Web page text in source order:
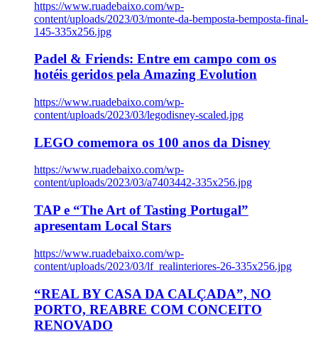
https://www.ruadebaixo.com/wp-
content/uploads/2023/03/monte-da-bemposta-bemposta-final-
145-335x256.jpg
Padel & Friends: Entre em campo com os
hotéis geridos pela Amazing Evolution
https://www.ruadebaixo.com/wp-
content/uploads/2023/03/legodisney-scaled.jpg
LEGO comemora os 100 anos da Disney
https://www.ruadebaixo.com/wp-
content/uploads/2023/03/a7403442-335x256.jpg
TAP e “The Art of Tasting Portugal”
apresentam Local Stars
https://www.ruadebaixo.com/wp-
content/uploads/2023/03/lf_realinteriores-26-335x256.jpg
“REAL BY CASA DA CALÇADA”, NO
PORTO, REABRE COM CONCEITO
RENOVADO